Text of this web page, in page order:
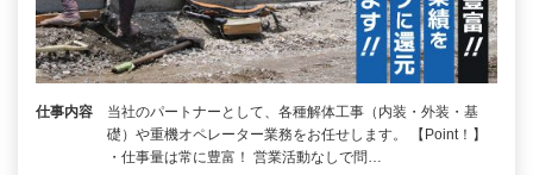
仕事内容
当社のパートナーとして、各種解体工事（内装・外装・基
礎）や重機オペレーター業務をお任せします。 【Point！】
・仕事量は常に豊富！ 営業活動なしで問…